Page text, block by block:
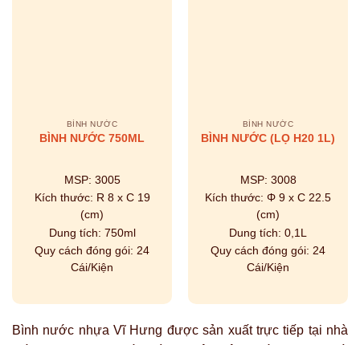
BÌNH NƯỚC
BÌNH NƯỚC 750ML
MSP: 3005
Kích thước: R 8 x C 19
(cm)
Dung tích: 750ml
Quy cách đóng gói: 24
Cái/Kiện
BÌNH NƯỚC
BÌNH NƯỚC (LỌ H20 1L)
MSP: 3008
Kích thước: Φ 9 x C 22.5
(cm)
Dung tích: 0,1L
Quy cách đóng gói: 24
Cái/Kiện
Bình nước nhựa Vĩ Hưng được sản xuất trực tiếp tại nhà